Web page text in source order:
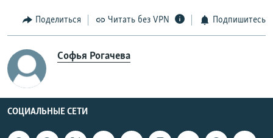
Поделиться Читать без VPN Подпишитесь
Софья Рогачева
СОЦИАЛЬНЫЕ СЕТИ